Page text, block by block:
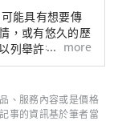
能具有想要傳
，或有悠久的歷
列舉許多特徵。
是否曾經因為高
的連結。 我認
了能夠為客戶
more
、服務內容或是價格
事的資訊基於筆者當